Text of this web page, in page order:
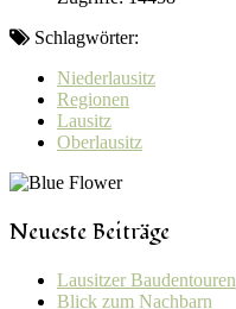
Schlagwörter:
Niederlausitz
Regionen
Lausitz
Oberlausitz
Neueste Beiträge
Lausitzer Baudentouren
Blick zum Nachbarn